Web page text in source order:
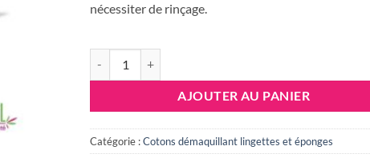
nécessiter de rinçage.
AJOUTER AU PANIER
Catégorie :Cotons démaquillant lingettes et éponges